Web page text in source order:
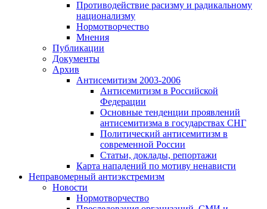
Противодействие расизму и радикальному
национализму
Нормотворчество
Мнения
Публикации
Документы
Архив
Антисемитизм 2003-2006
Антисемитизм в Российской
Федерации
Основные тенденции проявлений
антисемитизма в государствах СНГ
Политический антисемитизм в
современной России
Статьи, доклады, репортажи
Карта нападений по мотиву ненависти
Неправомерный антиэкстремизм
Новости
Нормотворчество